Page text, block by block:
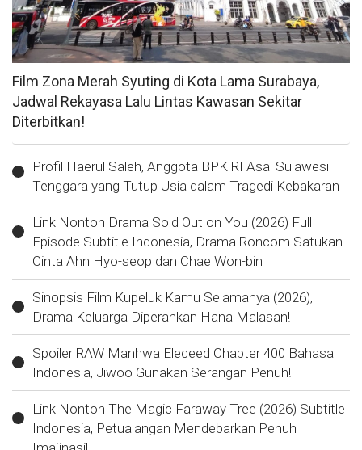
Film Zona Merah Syuting di Kota Lama Surabaya,
Jadwal Rekayasa Lalu Lintas Kawasan Sekitar
Diterbitkan!
Profil Haerul Saleh, Anggota BPK RI Asal Sulawesi
Tenggara yang Tutup Usia dalam Tragedi Kebakaran
Link Nonton Drama Sold Out on You (2026) Full
Episode Subtitle Indonesia, Drama Roncom Satukan
Cinta Ahn Hyo-seop dan Chae Won-bin
Sinopsis Film Kupeluk Kamu Selamanya (2026),
Drama Keluarga Diperankan Hana Malasan!
Spoiler RAW Manhwa Eleceed Chapter 400 Bahasa
Indonesia, Jiwoo Gunakan Serangan Penuh!
Link Nonton The Magic Faraway Tree (2026) Subtitle
Indonesia, Petualangan Mendebarkan Penuh